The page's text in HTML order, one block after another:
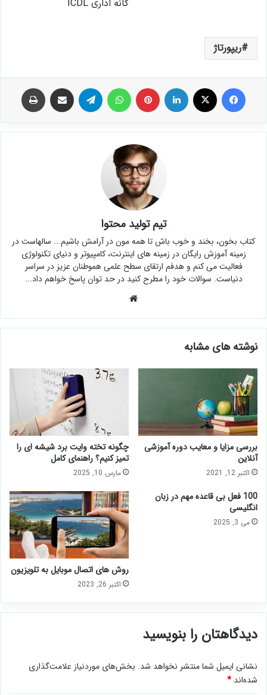
ریپورتاژ
فیس بوک لینکدین ‫پین‌ترست تلگرام اشتراک گذاری از طریق ایمیل
تیم تولید محتوا
کتاب بخون، بخند و خوب باش تا همه مون در آرامش باشیم... سالهاست در
زمینه آموزش رایگان در زمینه های اینترنت، کامپیوتر و دنیای تکنولوژی
فعالیت می کنم و هدفم ارتقای سطح علمی هموطنان عزیز در سراسر
دنیاست. سوالات خود را مطرح کنید در حد توان پاسخ خواهم داد...
نوشته های مشابه
بررسی مزایا و معایب دوره‌ آموزشی
آنلاین
اکتبر 12, 2021
چگونه تخته وایت برد شیشه ‌ای را
تمیز کنیم؟ راهنمای کامل
مارس 10, 2025
100 فعل بی قاعده مهم در زبان
انگلیسی
می 3, 2025
روش های اتصال موبایل به تلویزیون
اکتبر 26, 2023
دیدگاهتان را بنویسید
نشانی ایمیل شما منتشر نخواهد شد. بخش‌های موردنیاز علامت‌گذاری
شده‌اند *